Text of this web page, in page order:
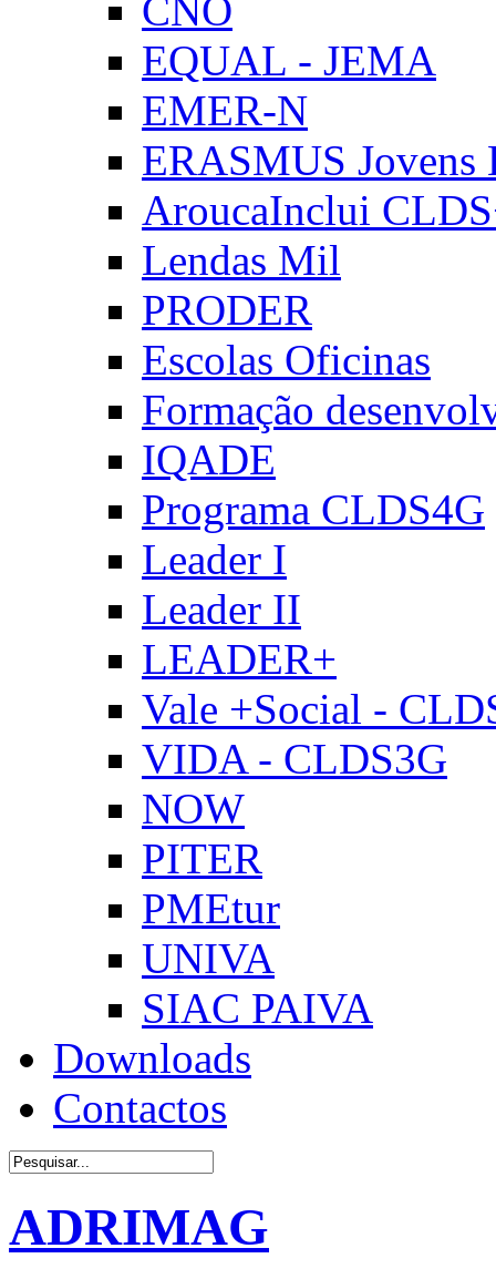
CNO
EQUAL - JEMA
EMER-N
ERASMUS Jovens
AroucaInclui
Lendas Mil
PRODER
Escolas Oficinas
Formação
IQADE
Programa CLDS4G
Leader I
Leader II
LEADER+
Vale +Social -
VIDA - CLDS3G
NOW
PITER
PMEtur
UNIVA
SIAC PAIVA
Downloads
Contactos
ADRIMAG